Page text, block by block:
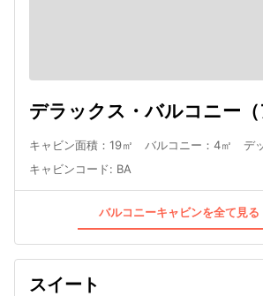
デラックス・バルコニー（
キャビン面積：19㎡ バルコニー：4㎡ デ
キャビンコード: BA
バルコニーキャビンを全て見る
スイート